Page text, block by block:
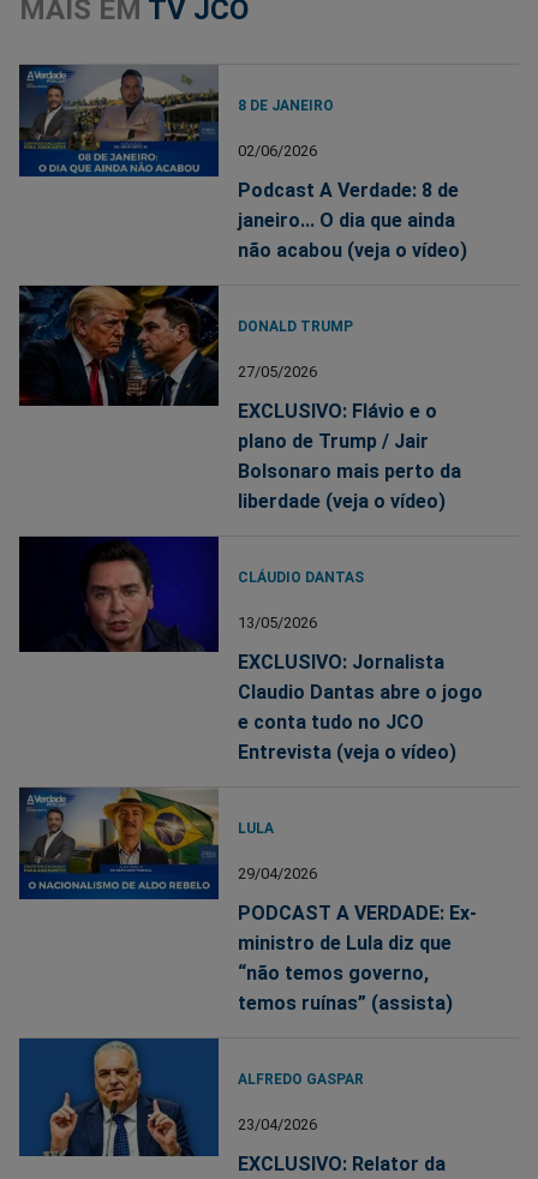
MAIS EM TV JCO
8 DE JANEIRO
02/06/2026
Podcast A Verdade: 8 de
janeiro... O dia que ainda
não acabou (veja o vídeo)
DONALD TRUMP
27/05/2026
EXCLUSIVO: Flávio e o
plano de Trump / Jair
Bolsonaro mais perto da
liberdade (veja o vídeo)
CLÁUDIO DANTAS
13/05/2026
EXCLUSIVO: Jornalista
Claudio Dantas abre o jogo
e conta tudo no JCO
Entrevista (veja o vídeo)
LULA
29/04/2026
PODCAST A VERDADE: Ex-
ministro de Lula diz que
“não temos governo,
temos ruínas” (assista)
ALFREDO GASPAR
23/04/2026
EXCLUSIVO: Relator da